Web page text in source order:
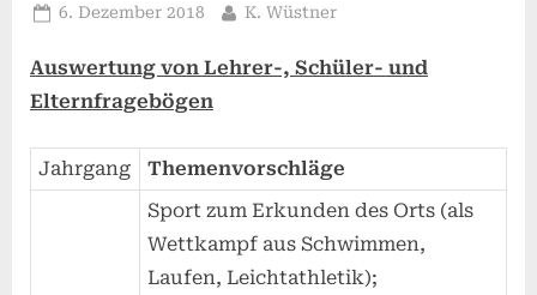
Posted
6. Dezember 2018 By
K. Wüstner
Auswertung von Lehrer-, Schüler- und
Elternfragebögen
Jahrgang Themenvorschläge
Sport zum Erkunden des Orts (als
Wettkampf aus Schwimmen,
Laufen, Leichtathletik);